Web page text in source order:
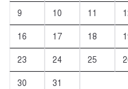
9 10 11
16 17 18
23 24 25
30 31